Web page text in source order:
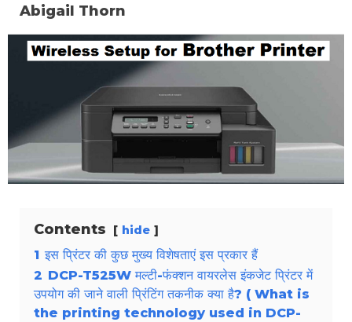
Abigail Thorn
Contents hide
1 इस प्रिंटर की कुछ मुख्य विशेषताएं इस प्रकार हैं
2 DCP-T525W मल्टी-फंक्शन वायरलेस इंकजेट प्रिंटर में
उपयोग की जाने वाली प्रिंटिंग तकनीक क्या है? ( What is
the printing technology used in DCP-